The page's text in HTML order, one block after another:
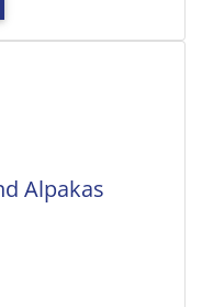
Alpakas